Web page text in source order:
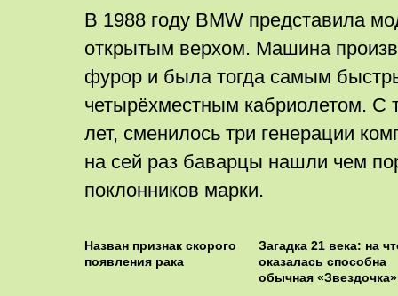
В 1988 году BMW представила
открытым верхом. Машина
фурор и была тогда самым
четырёхместным кабриолетом. С
лет, сменилось три генерации
на сей раз баварцы нашли чем
поклонников марки.
Назван признак скорого
появления рака
Загадка 21 века: на
оказалась способна
обычная «Звездочка»